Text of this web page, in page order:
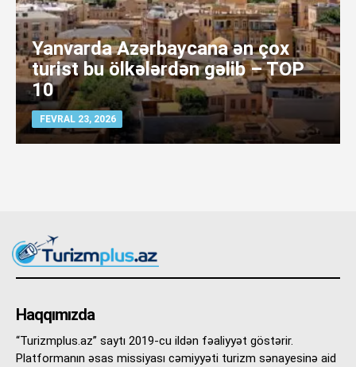
Yanvarda Azərbaycana ən çox
turist bu ölkələrdən gəlib – TOP
10
FEVRAL 23, 2026
Haqqımızda
“Turizmplus.az” saytı 2019-cu ildən fəaliyyət göstərir.
Platformanın əsas missiyası cəmiyyəti turizm sənayesinə aid